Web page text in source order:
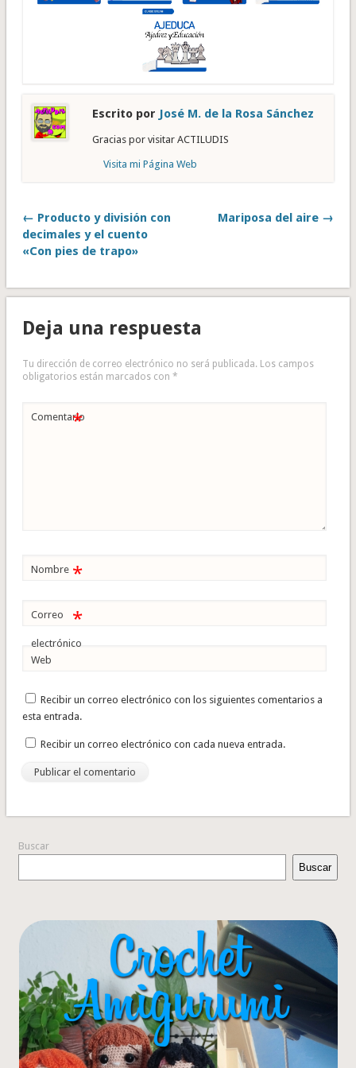
Escrito por José M. de la Rosa Sánchez
Gracias por visitar ACTILUDIS
Visita mi Página Web
← Producto y división con
decimales y el cuento
«Con pies de trapo»
Mariposa del aire →
Deja una respuesta
Tu dirección de correo electrónico no será publicada. Los campos
obligatorios están marcados con *
Comentario
*
Nombre *
Correo
electrónico
*
Web
Recibir un correo electrónico con los siguientes comentarios a
esta entrada.
Recibir un correo electrónico con cada nueva entrada.
Buscar
Buscar